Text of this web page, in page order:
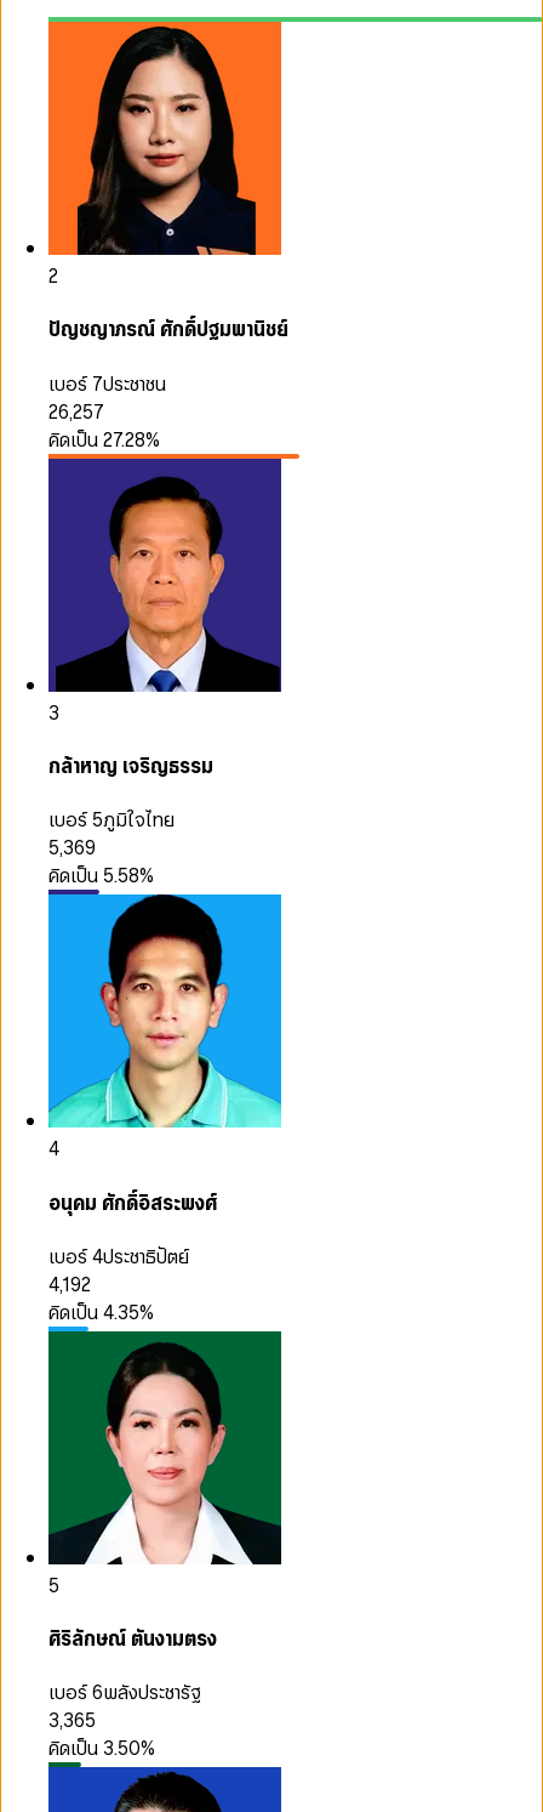
2
ปัญชญาภรณ์ ศักดิ์ปฐมพานิชย์
เบอร์ 7ประชาชน
26,257
คิดเป็น27.28%
3
กล้าหาญ เจริญธรรม
เบอร์ 5ภูมิใจไทย
5,369
คิดเป็น 5.58%
4
อนุคม ศักดิ์อิสระพงศ์
เบอร์ 4ประชาธิปัตย์
4,192
คิดเป็น4.35%
5
ศิริลักษณ์ ตันงามตรง
เบอร์ 6พลังประชารัฐ
3,365
คิดเป็น 3.50%